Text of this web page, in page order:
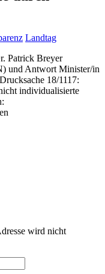
Landtag
Patrick Breyer
und Antwort Minister/in
18/1117:
individualisierte
wird nicht